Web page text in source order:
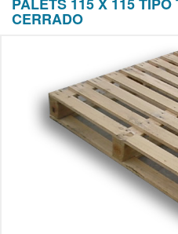
CERRADO